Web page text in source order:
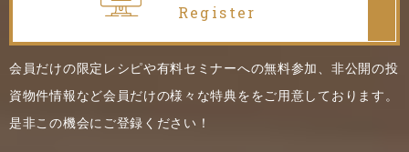
Register
会員だけの限定レシピや有料セミナーへの無料参加、非公開の投
資物件情報など会員だけの様々な特典ををご用意しております。
是非この機会にご登録ください！